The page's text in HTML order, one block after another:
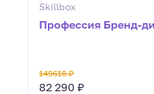
Skillbox
Профессия Бренд-
149618 ₽
82 290 ₽